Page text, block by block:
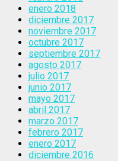
enero 2018
diciembre 2017
noviembre 2017
octubre 2017
septiembre 2017
agosto 2017
julio 2017
junio 2017
mayo 2017
abril 2017
marzo 2017
febrero 2017
enero 2017
diciembre 2016